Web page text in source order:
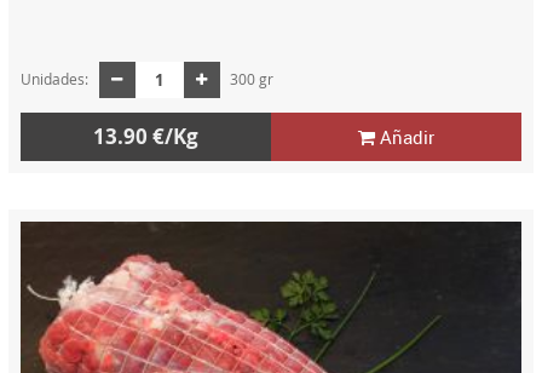
Unidades: 300 gr
13.90 €/Kg Añadir